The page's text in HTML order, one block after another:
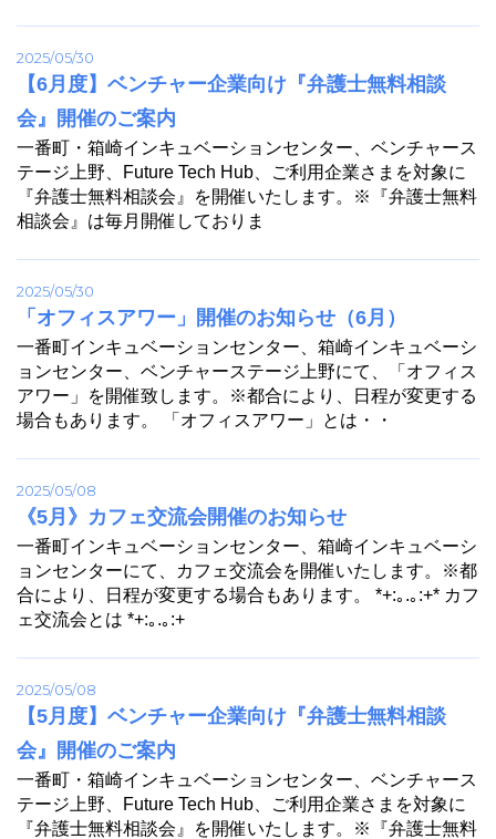
2025/05/30
【6月度】ベンチャー企業向け『弁護士無料相談
会』開催のご案内
一番町・箱崎インキュベーションセンター、ベンチャース
テージ上野、Future Tech Hub、ご利用企業さまを対象に
『弁護士無料相談会』を開催いたします。※『弁護士無料
相談会』は毎月開催しておりま
2025/05/30
「オフィスアワー」開催のお知らせ（6月）
一番町インキュベーションセンター、箱崎インキュベーシ
ョンセンター、ベンチャーステージ上野にて、「オフィス
アワー」を開催致します。※都合により、日程が変更する
場合もあります。 「オフィスアワー」とは・・
2025/05/08
《5月》カフェ交流会開催のお知らせ
一番町インキュベーションセンター、箱崎インキュベーシ
ョンセンターにて、カフェ交流会を開催いたします。※都
合により、日程が変更する場合もあります。 *+:｡.｡:+* カフ
ェ交流会とは *+:｡.｡:+
2025/05/08
【5月度】ベンチャー企業向け『弁護士無料相談
会』開催のご案内
一番町・箱崎インキュベーションセンター、ベンチャース
テージ上野、Future Tech Hub、ご利用企業さまを対象に
『弁護士無料相談会』を開催いたします。※『弁護士無料